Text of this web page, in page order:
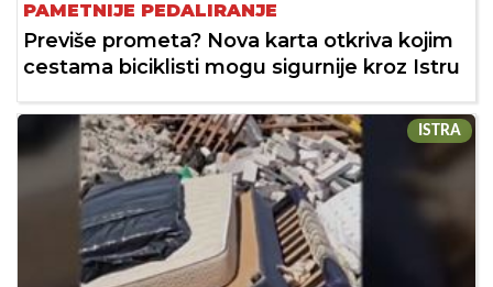
PAMETNIJE PEDALIRANJE
Previše prometa? Nova karta otkriva kojim
cestama biciklisti mogu sigurnije kroz Istru
ISTRA